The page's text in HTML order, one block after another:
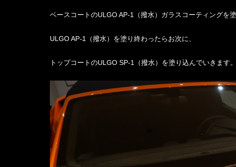
ベースコートのULGO AP-1（撥水）ガラスコーティングを
ULGO AP-1（撥水）を塗り終わったらお次に、
トップコートのULGO SP-1（撥水）を塗り込んでいきます。